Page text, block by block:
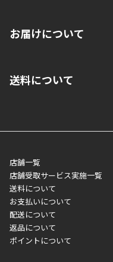
いいただくことはできませ
■代金引換(代引)※手数料が
■商品によっては一部決済
す。
お届けについて
ご注文が確認出来次第、1
メーカー直送品など一部
制限がかかる場合がござい
異なる場合がございます。
い。
■店舗受取をご選択いただ
ご注文が確認出来次第、お
をさせていただきます。店
送料について
店舗一覧
店舗受取サービス実施一覧
送料について
お支払いについて
配送について
返品について
ポイントについて